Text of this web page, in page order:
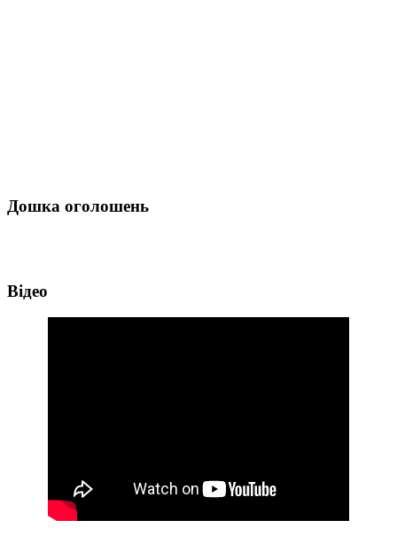
Дошка оголошень
Відео